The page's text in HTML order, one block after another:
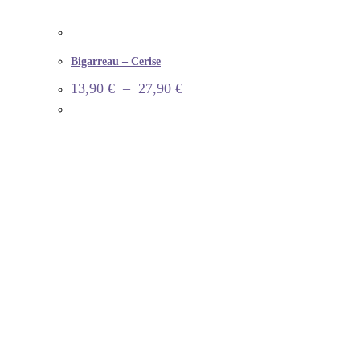
Bigarreau – Cerise
13,90 € – 27,90 €